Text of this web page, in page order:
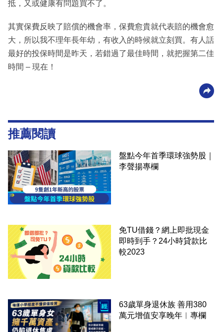
抵，又或健康有問題買不了。
其實保費反映了賠償的機會率，保費愈貴就代表賠的機會愈
大，所以我不理年長年幼，有收入的時候就立刻買。有人話
最好的投保時間是昨天，若錯過了最佳時間，就把握第二佳
時間 – 現在！
推薦閱讀
盤點今年首季環球強勢股｜
李聲揚專欄
免TU借錢？網上即批現金
即時到手？24小時貸款比
較2023
63歲單身退休族 善用380
萬元增值安享晚年︳專欄